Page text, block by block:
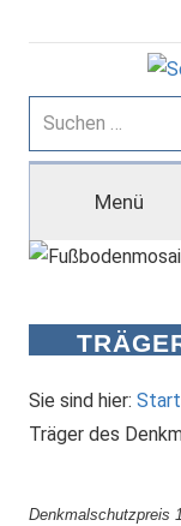
Inhalt
Suchen
nach:
Menü
1998
Sie sind hier:
Träger des
Denkmalschutzpreis